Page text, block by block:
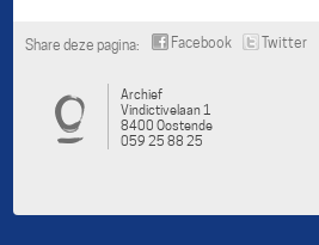
Share deze pagina: Facebook Twitter
Archief
Vindictivelaan 1
8400 Oostende
059 25 88 25